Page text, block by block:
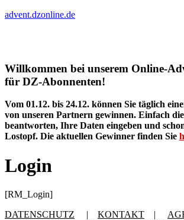
advent.dzonline.de
Willkommen bei unserem Online-
für DZ-Abonnenten!
Vom 01.12. bis 24.12. können Sie täglich
von unseren Partnern gewinnen. Einfach
beantworten, Ihre Daten eingeben und
Lostopf. Die aktuellen Gewinner finden Sie
Login
[RM_Login]
DATENSCHUTZ | KONTAKT |